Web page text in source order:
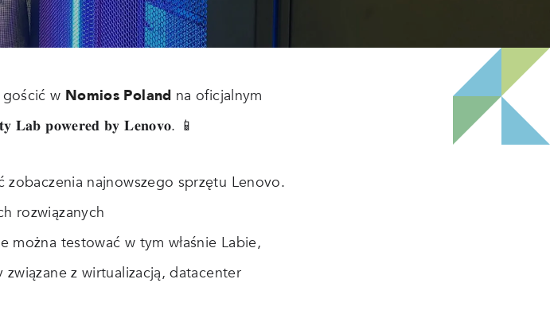
w Nomios Poland na oficjalnym
𝐋𝐚𝐛 𝐩𝐨𝐰𝐞𝐫𝐞𝐝 𝐛𝐲 𝐋𝐞𝐧𝐨𝐯𝐨. 📱
najnowszego sprzętu Lenovo.
rozwiązanych
można testować w tym właśnie Labie,
z wirtualizacją, datacenter